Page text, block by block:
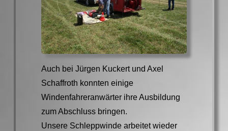
Auch bei Jürgen Kuckert und Axel
Schaffroth konnten einige
Windenfahreranwärter ihre Ausbildung
zum Abschluss bringen.
Unsere Schleppwinde arbeitet wieder